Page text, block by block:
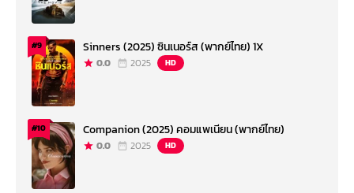
#9 Sinners (2025) ซินเนอร์ส (พากย์ไทย) 1X
0.0 2025 HD
#10 Companion (2025) คอมแพเนียน (พากย์ไทย)
0.0 2025 HD